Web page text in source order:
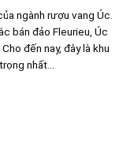
ngành rượu vang Úc.
bán đảo Fleurieu, Úc
đến nay, đây là khu
nhất...